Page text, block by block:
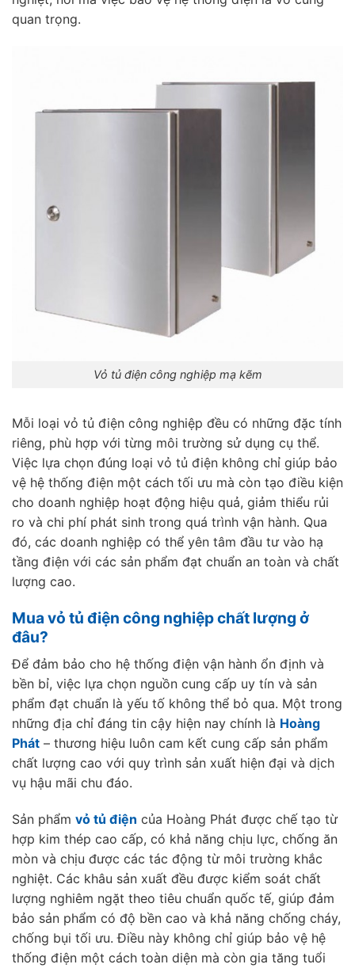
quan trọng.
Vỏ tủ điện công nghiệp mạ kẽm
Mỗi loại vỏ tủ điện công nghiệp đều có những đặc tính
riêng, phù hợp với từng môi trường sử dụng cụ thể.
Việc lựa chọn đúng loại vỏ tủ điện không chỉ giúp bảo
vệ hệ thống điện một cách tối ưu mà còn tạo điều kiện
cho doanh nghiệp hoạt động hiệu quả, giảm thiểu rủi
ro và chi phí phát sinh trong quá trình vận hành. Qua
đó, các doanh nghiệp có thể yên tâm đầu tư vào hạ
tầng điện với các sản phẩm đạt chuẩn an toàn và chất
lượng cao.
Mua vỏ tủ điện công nghiệp chất lượng ở
đâu?
Để đảm bảo cho hệ thống điện vận hành ổn định và
bền bỉ, việc lựa chọn nguồn cung cấp uy tín và sản
phẩm đạt chuẩn là yếu tố không thể bỏ qua. Một trong
những địa chỉ đáng tin cậy hiện nay chính là Hoàng
Phát – thương hiệu luôn cam kết cung cấp sản phẩm
chất lượng cao với quy trình sản xuất hiện đại và dịch
vụ hậu mãi chu đáo.
Sản phẩm vỏ tủ điện của Hoàng Phát được chế tạo từ
hợp kim thép cao cấp, có khả năng chịu lực, chống ăn
mòn và chịu được các tác động từ môi trường khắc
nghiệt. Các khâu sản xuất đều được kiểm soát chất
lượng nghiêm ngặt theo tiêu chuẩn quốc tế, giúp đảm
bảo sản phẩm có độ bền cao và khả năng chống cháy,
chống bụi tối ưu. Điều này không chỉ giúp bảo vệ hệ
thống điện một cách toàn diện mà còn gia tăng tuổi